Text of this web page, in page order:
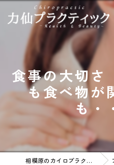
食事の大切さ
も食べ物が
も・
相模原のカイロプラクティックなら力仙プラクティック